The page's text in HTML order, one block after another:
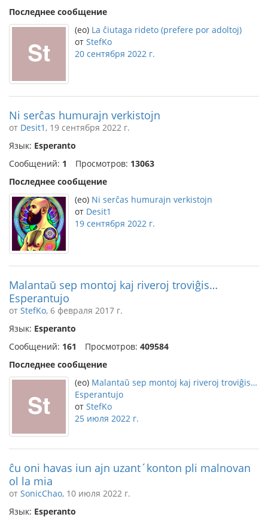
Последнее сообщение
(eo) La ĉiutaga rideto (prefere por adoltoj)
от StefKo
20 сентября 2022 г.
Ni serĉas humurajn verkistojn
от Desit1 , 19 сентября 2022 г.
Язык: Esperanto
Сообщений: 1 Просмотров: 13063
Последнее сообщение
(eo) Ni serĉas humurajn verkistojn
от Desit1
19 сентября 2022 г.
Malantaŭ sep montoj kaj riveroj troviĝis…
Esperantujo
от StefKo, 6 февраля 2017 г.
Язык: Esperanto
Сообщений: 161 Просмотров: 409584
Последнее сообщение
(eo) Malantaŭ sep montoj kaj riveroj troviĝis…
Esperantujo
от StefKo
25 июля 2022 г.
ĉu oni havas iun ajn uzant´konton pli malnovan
ol la mia
от SonicChao, 10 июля 2022 г.
Язык: Esperanto